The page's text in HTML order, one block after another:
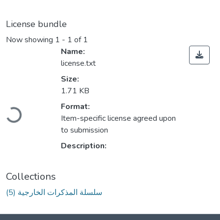
License bundle
Now showing 1 - 1 of 1
Loading...
Name:
license.txt
Size:
1.71 KB
Format:
Item-specific license agreed upon
to submission
Description:
Collections
(5) سلسلة المذكرات الخارجية